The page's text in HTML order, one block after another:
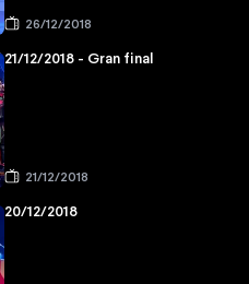
26/12/2018
21/12/2018 - Gran final
21/12/2018
20/12/2018